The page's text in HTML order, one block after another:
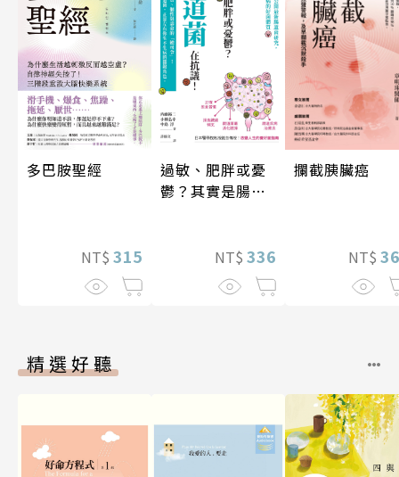
多巴胺聖經
NT$ 315
過敏、肥胖或憂
鬱？其實是腸道
NT$ 336
攔截胰臟癌
NT$
精選好聽